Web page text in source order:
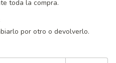
toda la compra.
por otro o devolverlo.